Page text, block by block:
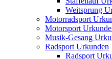
Weitsprung
Motorradsport
Motorsport
Musik-Gesang
Radsport Urkunden
Radsport